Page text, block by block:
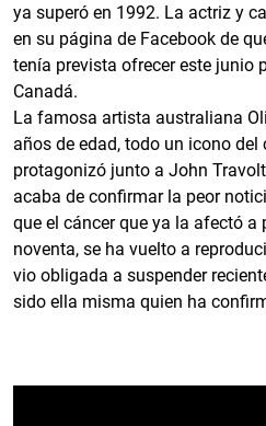
ya superó en 1992. La actriz y
en su página de Facebook de
tenía prevista ofrecer este junio
Canadá.
La famosa artista australiana
años de edad, todo un icono
protagonizó junto a John
acaba de confirmar la peor
que el cáncer que ya la afectó
noventa, se ha vuelto a
vio obligada a suspender
sido ella misma quien ha